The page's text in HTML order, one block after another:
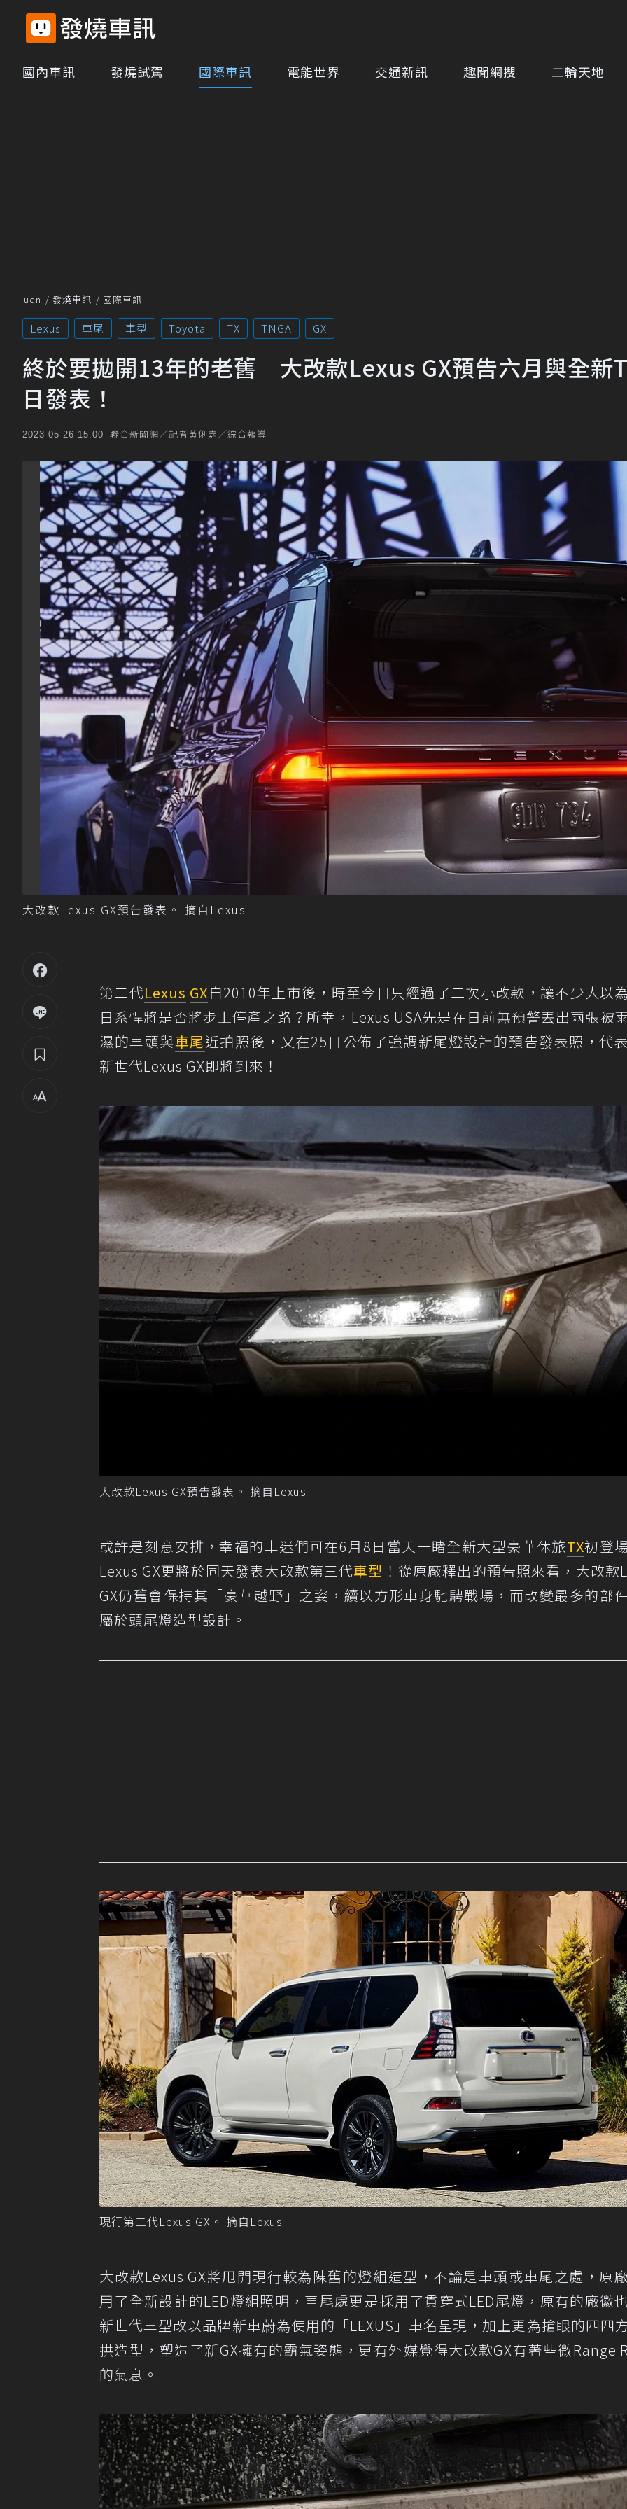
國內車訊 發燒試駕 國際車訊 電能世界 交通新訊 趣聞網搜 二輪天地
udn 發燒車訊 國際車訊
Lexus 車尾 車型 Toyota TX TNGA GX
終於要拋開13年的老舊 大改款Lexus GX預告六月與全新
日發表！
2023-05-26 15:00 聯合新聞網／記者黃俐嘉／綜合報導
大改款Lexus GX預告發表。 摘自Lexus
第二代Lexus GX自2010年上市後，時至今日只經過了二次小改款，讓不少人以
日系悍將是否將步上停產之路？所幸，Lexus USA先是在日前無預警丟出兩張被
濕的車頭與車尾近拍照後，又在25日公佈了強調新尾燈設計的預告發表照，代
新世代Lexus GX即將到來！
大改款Lexus GX預告發表。 摘自Lexus
或許是刻意安排，幸福的車迷們可在6月8日當天一睹全新大型豪華休旅TX初登
Lexus GX更將於同天發表大改款第三代車型 ！從原廠釋出的預告照來看，大改款
GX仍舊會保持其「豪華越野」之姿，續以方形車身馳騁戰場，而改變最多的部
屬於頭尾燈造型設計。
現行第二代Lexus GX。 摘自Lexus
大改款Lexus GX將甩開現行較為陳舊的燈組造型，不論是車頭或車尾之處，原
用了全新設計的LED燈組照明，車尾處更是採用了貫穿式LED尾燈，原有的廠徽
新世代車型改以品牌新車蔚為使用的「LEXUS」車名呈現，加上更為搶眼的四四
拱造型，塑造了新GX擁有的霸氣姿態，更有外媒覺得大改款GX有著些微Range
的氣息。